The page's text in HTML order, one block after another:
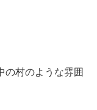
の村のような雰囲